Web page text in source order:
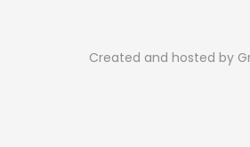
Created and hosted by